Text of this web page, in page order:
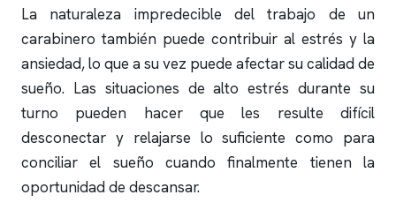
La naturaleza impredecible del trabajo de un
carabinero también puede contribuir al estrés y la
ansiedad, lo que a su vez puede afectar su calidad de
sueño. Las situaciones de alto estrés durante su
turno pueden hacer que les resulte difícil
desconectar y relajarse lo suficiente como para
conciliar el sueño cuando finalmente tienen la
oportunidad de descansar.